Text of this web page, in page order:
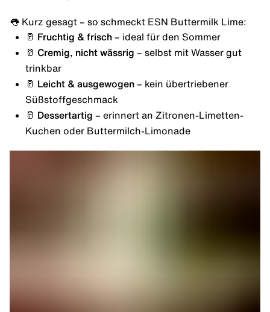
👅 Kurz gesagt – so schmeckt ESN Buttermilk Lime:
🥛 Fruchtig & frisch– ideal für den Sommer
🥛 Cremig, nicht wässrig – selbst mit Wasser gut
trinkbar
🥛 Leicht & ausgewogen– kein übertriebener
Süßstoffgeschmack
🥛 Dessertartig – erinnert an Zitronen-Limetten-
Kuchen oder Buttermilch-Limonade